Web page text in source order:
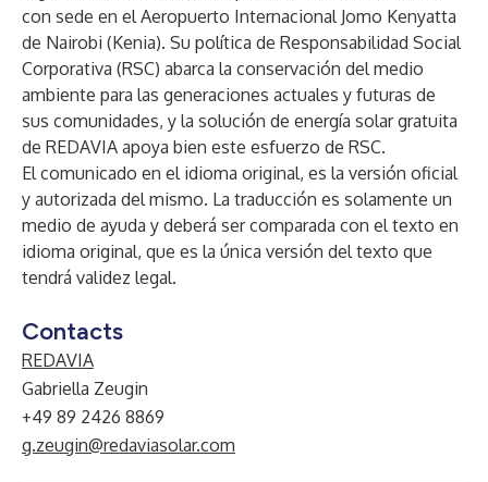
con sede en el Aeropuerto Internacional Jomo Kenyatta
de Nairobi (Kenia). Su política de Responsabilidad Social
Corporativa (RSC) abarca la conservación del medio
ambiente para las generaciones actuales y futuras de
sus comunidades, y la solución de energía solar gratuita
de REDAVIA apoya bien este esfuerzo de RSC.
El comunicado en el idioma original, es la versión oficial
y autorizada del mismo. La traducción es solamente un
medio de ayuda y deberá ser comparada con el texto en
idioma original, que es la única versión del texto que
tendrá validez legal.
Contacts
REDAVIA
Gabriella Zeugin
+49 89 2426 8869
g.zeugin@redaviasolar.com